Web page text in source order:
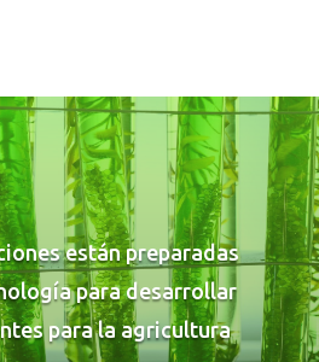
están preparadas
para desarrollar
para la agricultura